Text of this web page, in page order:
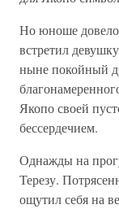
Но юноше
встретил
ныне покойный
Якопо своей
бессердечием.
Однажды на
Терезу.
ощутил себя на